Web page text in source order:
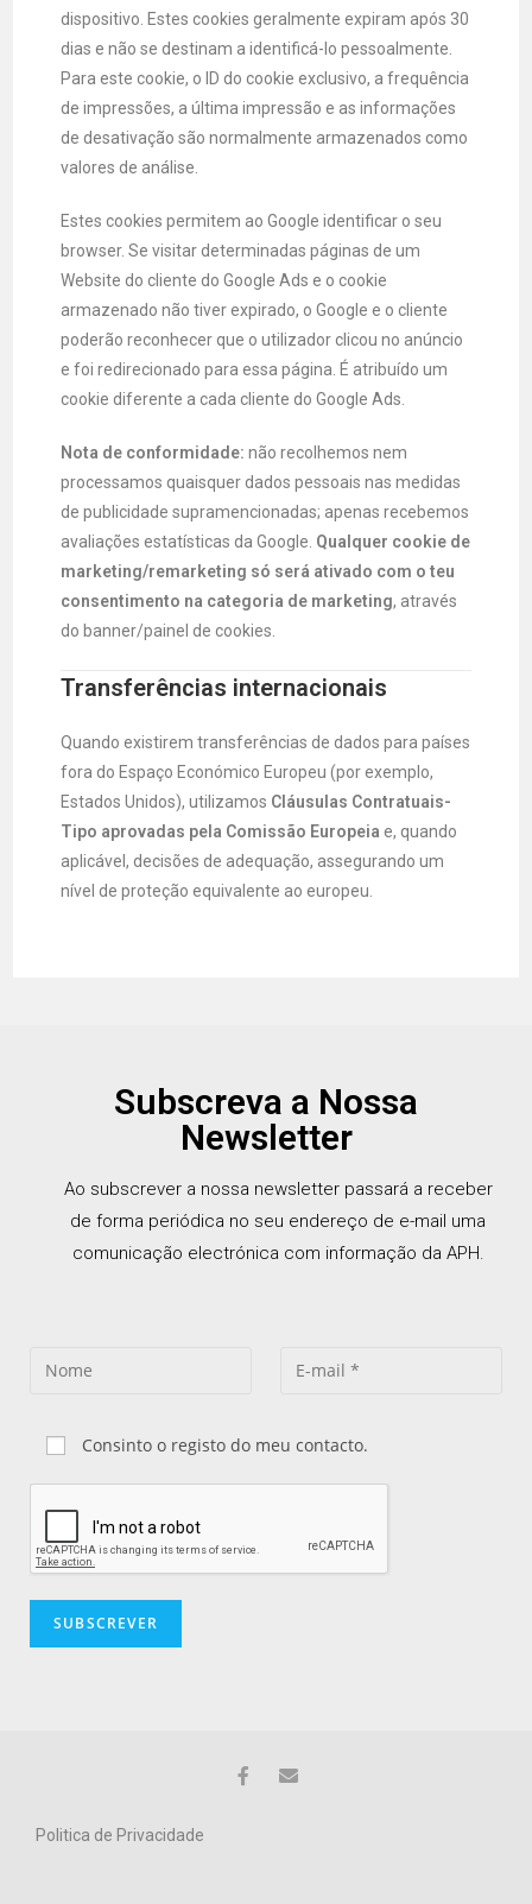
dispositivo. Estes cookies geralmente expiram após 30
dias e não se destinam a identificá-lo pessoalmente.
Para este cookie, o ID do cookie exclusivo, a frequência
de impressões, a última impressão e as informações
de desativação são normalmente armazenados como
valores de análise.
Estes cookies permitem ao Google identificar o seu
browser. Se visitar determinadas páginas de um
Website do cliente do Google Ads e o cookie
armazenado não tiver expirado, o Google e o cliente
poderão reconhecer que o utilizador clicou no anúncio
e foi redirecionado para essa página. É atribuído um
cookie diferente a cada cliente do Google Ads.
Nota de conformidade: não recolhemos nem
processamos quaisquer dados pessoais nas medidas
de publicidade supramencionadas; apenas recebemos
avaliações estatísticas da Google. Qualquer cookie de
marketing/remarketing só será ativado com o teu
consentimento na categoria de marketing, através
do banner/painel de cookies.
Transferências internacionais
Quando existirem transferências de dados para países
fora do Espaço Económico Europeu (por exemplo,
Estados Unidos), utilizamos Cláusulas Contratuais-
Tipo aprovadas pela Comissão Europeia e, quando
aplicável, decisões de adequação, assegurando um
nível de proteção equivalente ao europeu.
Subscreva a Nossa
Newsletter
Ao subscrever a nossa newsletter passará a receber
de forma periódica no seu endereço de e-mail uma
comunicação electrónica com informação da APH.
Consinto o registo do meu contacto.
Politica de Privacidade